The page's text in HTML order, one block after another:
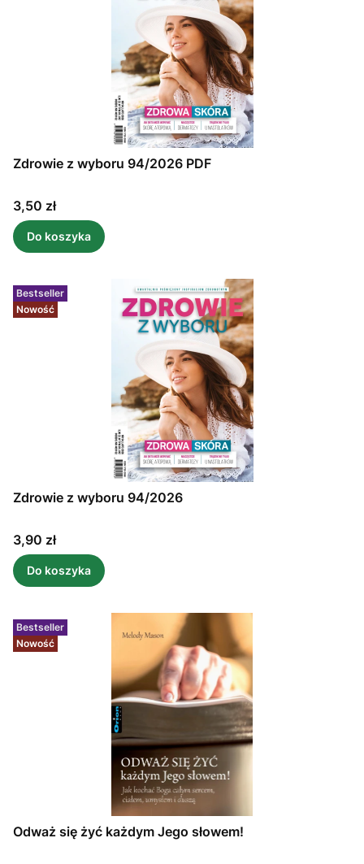
Zdrowie z wyboru 94/2026 PDF
Cena
3,50 zł
Do koszyka
Bestseller
Nowość
Zdrowie z wyboru 94/2026
Cena
3,90 zł
Do koszyka
Bestseller
Nowość
Odważ się żyć każdym Jego słowem!